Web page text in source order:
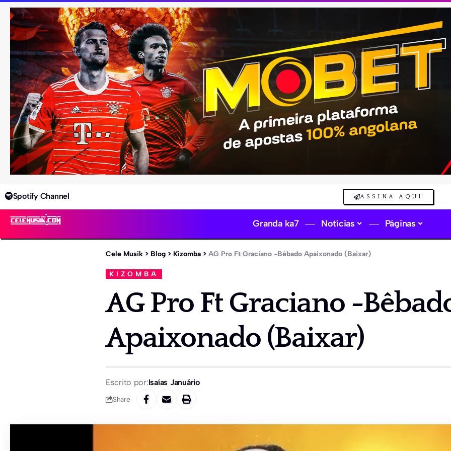
Spotify Channel ASSINA AQUI
Granda ka7 Notícias Páginas
Cele Musik > Blog > Kizomba > AG Pro Ft Graciano -Bêbado Apaixonado (Baixar)
KIZOMBA
AG Pro Ft Graciano -
Apaixonado (Baixar)
Escrito por:Isaías Januário
Share